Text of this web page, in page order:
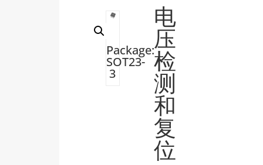
Package:
SOT23-
3
电
压
检
测
和
复
位